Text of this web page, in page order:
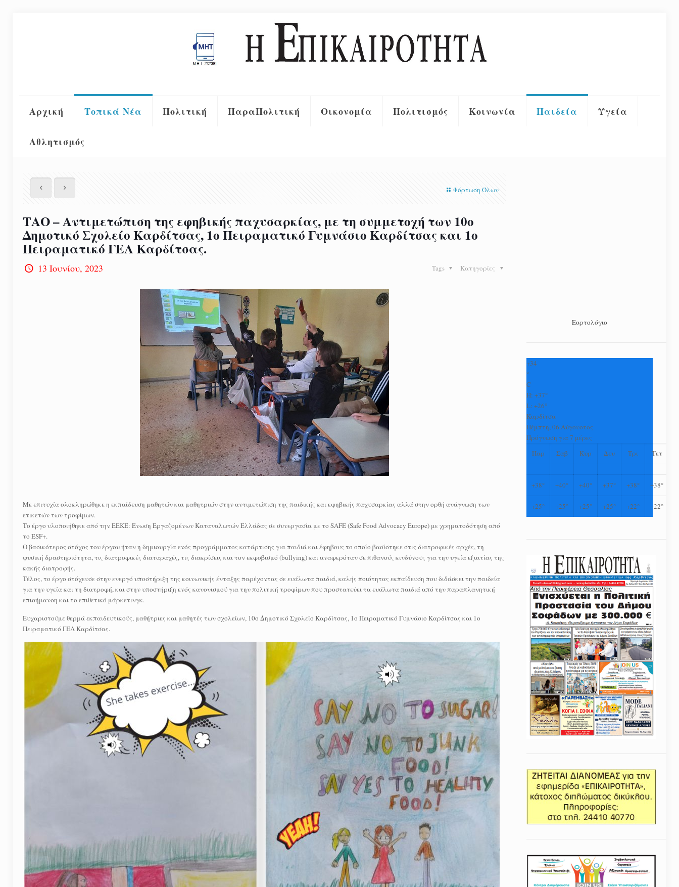
Αρχική Τοπικά Νέα Πολιτική ΠαραΠολιτική Οικονομία Πολιτισμός Κοινωνία Παιδεία Υγεία
Αθλητισμός
Φόρτωση Όλων
ΤΑΟ – Αντιμετώπιση της εφηβικής παχυσαρκίας, με τη συμμετοχή των 10ο
Δημοτικό Σχολείο Καρδίτσας, 1ο Πειραματικό Γυμνάσιο Καρδίτσας και 1ο
Πειραματικό ΓΕΛ Καρδίτσας.
13 Ιουνίου, 2023 Κατηγορίες
Tags
Με επιτυχία ολοκληρώθηκε η εκπαίδευση μαθητών και μαθητριών στην αντιμετώπιση της παιδικής και εφηβικής παχυσαρκίας αλλά στην ορθή ανάγνωση των
ετικετών των τροφίμων.
Το έργο υλοποιήθηκε από την ΕΕΚΕ: Ένωση Εργαζομένων Καταναλωτών Ελλάδας σε συνεργασία με το SAFE (Safe Food Advocacy Europe) με χρηματοδότηση από
το ESF+.
Ο βασικότερος στόχος του έργου ήταν η δημιουργία ενός προγράμματος κατάρτισης για παιδιά και έφηβους το οποίο βασίστηκε στις διατροφικές αρχές, τη
φυσική δραστηριότητα, τις διατροφικές διαταραχές, τις διακρίσεις και τον εκφοβισμό (bullying) και αναφερόταν σε πιθανούς κινδύνους για την υγεία εξαιτίας της
κακής διατροφής.
Τέλος, το έργο στόχευσε στην ενεργό υποστήριξη της κοινωνικής ένταξης παρέχοντας σε ευάλωτα παιδιά, καλής ποιότητας εκπαίδευση που διδάσκει την παιδεία
για την υγεία και τη διατροφή, και στην υποστήριξη ενός κανονισμού για την πολιτική τροφίμων που προστατεύει τα ευάλωτα παιδιά από την παραπλανητική
επισήμανση και το επιθετικό μάρκετινγκ.
Ευχαριστούμε θερμά εκπαιδευτικούς, μαθήτριες και μαθητές των σχολείων, 10ο Δημοτικό Σχολείο Καρδίτσας, 1ο Πειραματικό Γυμνάσιο Καρδίτσας και 1ο
Πειραματικό ΓΕΛ Καρδίτσας.
Εορτολόγιο
+34
°
C
H:+37°
L:+26°
Καρδίτσα
Πέμπτη, 06 Αύγουστος
Πρόγνωση για 7 μέρες
Παρ
Σαβ Κυρ Δευ Τρι Τετ
+38° +40° +40° +37° +38° +38°
+25° +25° +25° +25° +22° +22°